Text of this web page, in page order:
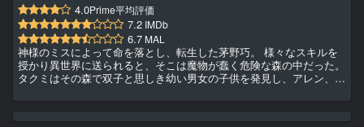
4.0Prime平均評価
7.2 IMDb
6.7 MAL
神様のミスによって命を落とし、転生した茅野巧。 様々なスキルを
授かり異世界に送られると、そこは魔物が蠢く危険な森の中だった。
タクミはその森で双子と思しき幼い男女の子供を発見し、アレン、エ
も、街に辿り着いたタクミは生計を立てるために冒険者ギルドに登